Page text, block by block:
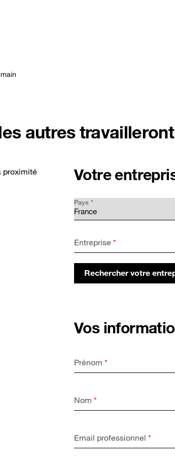
autres
proximité
Votre
*
Pays
*
Entreprise
Rechercher votre
Vos
*
Prénom
*
Nom
*
Email professionnel